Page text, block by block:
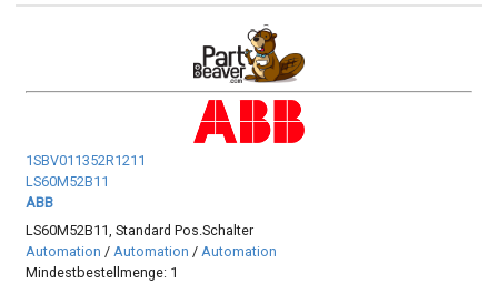
1SBV011352R1211
LS60M52B11
ABB
LS60M52B11, Standard Pos.Schalter
Automation /Automation /Automation
Mindestbestellmenge: 1